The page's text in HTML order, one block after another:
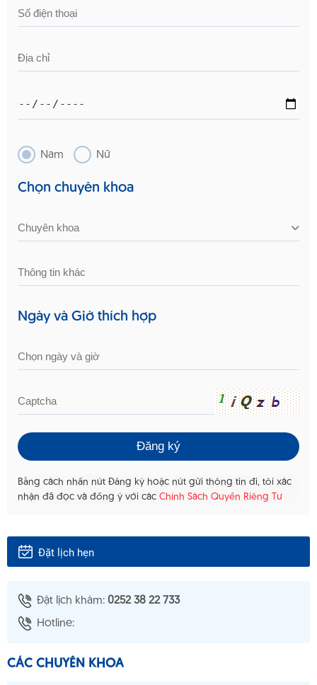
Nam Nữ
Chọn chuyên khoa
Ngày và Giờ thích hợp
Bằng cách nhấn nút Đăng ký hoặc nút gửi thông tin đi, tôi xác
nhận đã đọc và đồng ý với các Chính Sách Quyền Riêng Tư
Đặt lịch hẹn
Đặt lịch khám: 0252 38 22 733
Hotline:
CÁC CHUYÊN KHOA